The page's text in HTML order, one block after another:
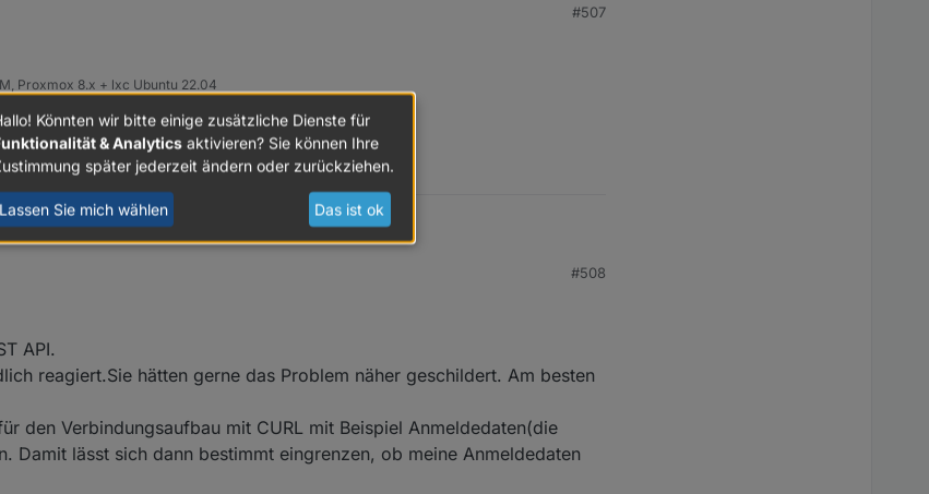
by mail delivery software.
error.
läuft, da gleiche Domäne, auf den gleiche Fehler.
#507
Proxmox 8.x + lxc Ubuntu 22.04
7.0.6, Admin: 7.6.3
#508
API.
reagiert.Sie hätten gerne das Problem näher geschildert. Am besten
den Verbindungsaufbau mit CURL mit Beispiel Anmeldedaten(die
Damit lässt sich dann bestimmt eingrenzen, ob meine Anmeldedaten
Könnten wir bitte einige zusätzliche Dienste für
& Analytics aktivieren? Sie können Ihre
später jederzeit ändern oder zurückziehen.
Lassen Sie mich wählen Das ist ok